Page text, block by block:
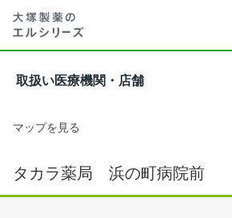
取扱い医療機関・店舗
マップを見る
タカラ薬局 浜の町病院前